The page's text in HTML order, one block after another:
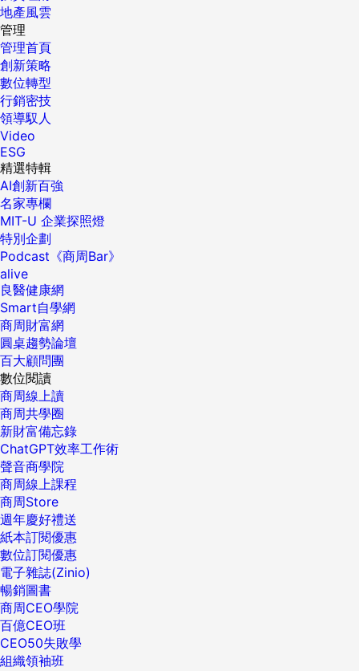
地產風雲
管理
管理首頁
創新策略
數位轉型
行銷密技
領導馭人
Video
ESG
精選特輯
AI創新百強
名家專欄
MIT-U 企業探照燈
特別企劃
Podcast《商周Bar》
alive
良醫健康網
Smart自學網
商周財富網
圓桌趨勢論壇
百大顧問團
數位閱讀
商周線上讀
商周共學圈
新財富備忘錄
ChatGPT效率工作術
聲音商學院
商周線上課程
商周Store
週年慶好禮送
紙本訂閱優惠
數位訂閱優惠
電子雜誌(Zinio)
暢銷圖書
商周CEO學院
百億CEO班
CEO50失敗學
組織領袖班